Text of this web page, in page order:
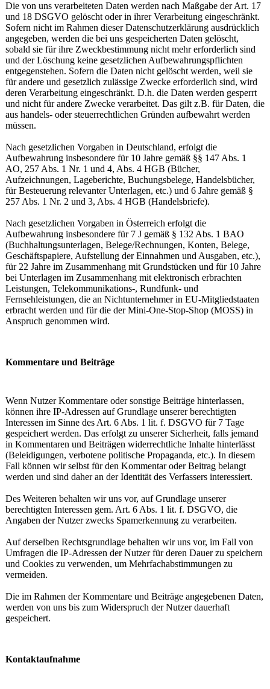
Die von uns verarbeiteten Daten werden nach Maßgabe der Art. 17
und 18 DSGVO gelöscht oder in ihrer Verarbeitung eingeschränkt.
Sofern nicht im Rahmen dieser Datenschutzerklärung ausdrücklich
angegeben, werden die bei uns gespeicherten Daten gelöscht,
sobald sie für ihre Zweckbestimmung nicht mehr erforderlich sind
und der Löschung keine gesetzlichen Aufbewahrungspflichten
entgegenstehen. Sofern die Daten nicht gelöscht werden, weil sie
für andere und gesetzlich zulässige Zwecke erforderlich sind, wird
deren Verarbeitung eingeschränkt. D.h. die Daten werden gesperrt
und nicht für andere Zwecke verarbeitet. Das gilt z.B. für Daten, die
aus handels- oder steuerrechtlichen Gründen aufbewahrt werden
müssen.
Nach gesetzlichen Vorgaben in Deutschland, erfolgt die
Aufbewahrung insbesondere für 10 Jahre gemäß §§ 147 Abs. 1
AO, 257 Abs. 1 Nr. 1 und 4, Abs. 4 HGB (Bücher,
Aufzeichnungen, Lageberichte, Buchungsbelege, Handelsbücher,
für Besteuerung relevanter Unterlagen, etc.) und 6 Jahre gemäß §
257 Abs. 1 Nr. 2 und 3, Abs. 4 HGB (Handelsbriefe).
Nach gesetzlichen Vorgaben in Österreich erfolgt die
Aufbewahrung insbesondere für 7 J gemäß § 132 Abs. 1 BAO
(Buchhaltungsunterlagen, Belege/Rechnungen, Konten, Belege,
Geschäftspapiere, Aufstellung der Einnahmen und Ausgaben, etc.),
für 22 Jahre im Zusammenhang mit Grundstücken und für 10 Jahre
bei Unterlagen im Zusammenhang mit elektronisch erbrachten
Leistungen, Telekommunikations-, Rundfunk- und
Fernsehleistungen, die an Nichtunternehmer in EU-Mitgliedstaaten
erbracht werden und für die der Mini-One-Stop-Shop (MOSS) in
Anspruch genommen wird.
Kommentare und Beiträge
Wenn Nutzer Kommentare oder sonstige Beiträge hinterlassen,
können ihre IP-Adressen auf Grundlage unserer berechtigten
Interessen im Sinne des Art. 6 Abs. 1 lit. f. DSGVO für 7 Tage
gespeichert werden. Das erfolgt zu unserer Sicherheit, falls jemand
in Kommentaren und Beiträgen widerrechtliche Inhalte hinterlässt
(Beleidigungen, verbotene politische Propaganda, etc.). In diesem
Fall können wir selbst für den Kommentar oder Beitrag belangt
werden und sind daher an der Identität des Verfassers interessiert.
Des Weiteren behalten wir uns vor, auf Grundlage unserer
berechtigten Interessen gem. Art. 6 Abs. 1 lit. f. DSGVO, die
Angaben der Nutzer zwecks Spamerkennung zu verarbeiten.
Auf derselben Rechtsgrundlage behalten wir uns vor, im Fall von
Umfragen die IP-Adressen der Nutzer für deren Dauer zu speichern
und Cookies zu verwenden, um Mehrfachabstimmungen zu
vermeiden.
Die im Rahmen der Kommentare und Beiträge angegebenen Daten,
werden von uns bis zum Widerspruch der Nutzer dauerhaft
gespeichert.
Kontaktaufnahme